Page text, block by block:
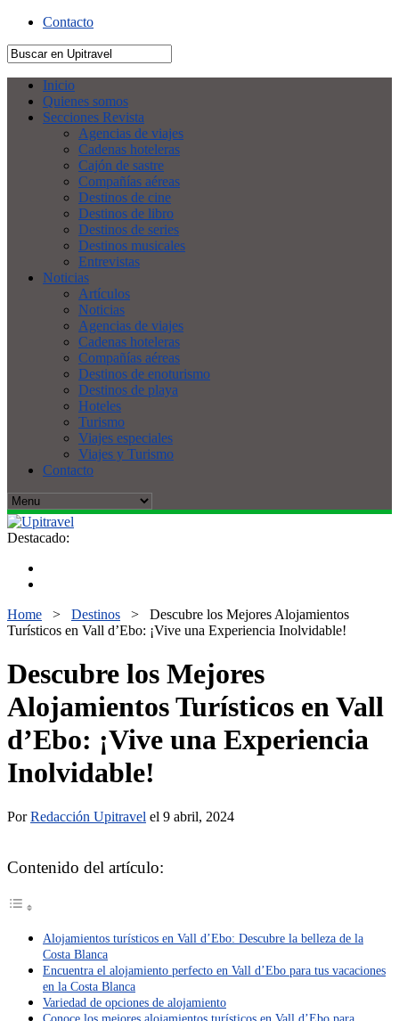
Contacto
Inicio
Quienes somos
Secciones Revista
Agencias de viajes
Cadenas hoteleras
Cajón de sastre
Compañías aéreas
Destinos de cine
Destinos de libro
Destinos de series
Destinos musicales
Entrevistas
Noticias
Artículos
Noticias
Agencias de viajes
Cadenas hoteleras
Compañías aéreas
Destinos de enoturismo
Destinos de playa
Hoteles
Turismo
Viajes especiales
Viajes y Turismo
Contacto
Destacado:
Home > Destinos > Descubre los Mejores Alojamientos
Turísticos en Vall d’Ebo: ¡Vive una Experiencia Inolvidable!
Descubre los Mejores
Alojamientos Turísticos en Vall
d’Ebo: ¡Vive una Experiencia
Inolvidable!
PorRedacción Upitravel el 9 abril, 2024
Contenido del artículo:
Alojamientos turísticos en Vall d’Ebo: Descubre la belleza de la
Costa Blanca
Encuentra el alojamiento perfecto en Vall d’Ebo para tus vacaciones
en la Costa Blanca
Variedad de opciones de alojamiento